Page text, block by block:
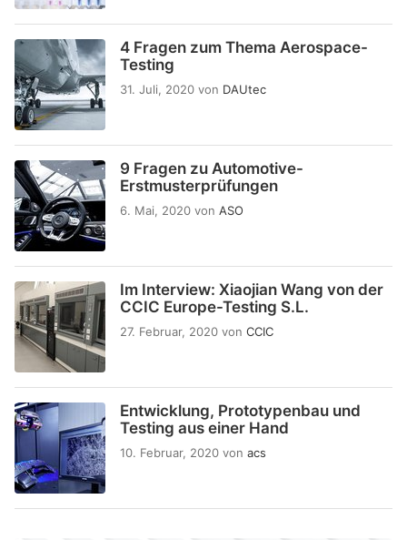
4 Fragen zum Thema Aerospace-
Testing
31. Juli, 2020 von DAUtec
9 Fragen zu Automotive-
Erstmusterprüfungen
6. Mai, 2020 von ASO
Im Interview: Xiaojian Wang von der
CCIC Europe-Testing S.L.
27. Februar, 2020 von CCIC
Entwicklung, Prototypenbau und
Testing aus einer Hand
10. Februar, 2020 von acs